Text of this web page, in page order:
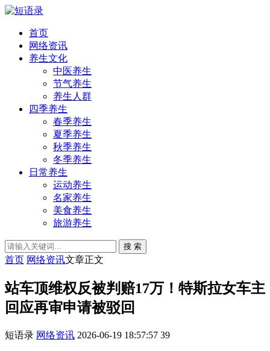
首页
网络资讯
养生文化
中医养生
节气养生
养生人群
四季养生
春季养生
夏季养生
秋季养生
冬季养生
日常养生
运动养生
名家养生
美食养生
旅游养生
搜 索
首页 网络资讯文章正文
站车顶维权反被判赔17万！特斯拉女车主
回应再审申请被驳回
短语录 网络资讯 2026-06-19 18:57:57 39